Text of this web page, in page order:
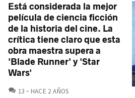
Está considerada la mejor
película de ciencia ficción
de la historia del cine. La
crítica tiene claro que esta
obra maestra supera a
'Blade Runner' y 'Star
Wars'
13 COMENTARIOS
HACE 2 AÑOS